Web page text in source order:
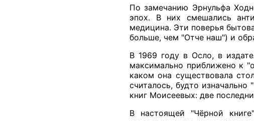
По замечанию Эрнульфа
эпох. В них смешались
медицина. Эти поверья
больше, чем "Отче наш") и
В 1969 году в Осло, в
максимально приближено к
каком она существовала
считалось, будто
книг Моисеевых: две
В настоящей "Чёрной